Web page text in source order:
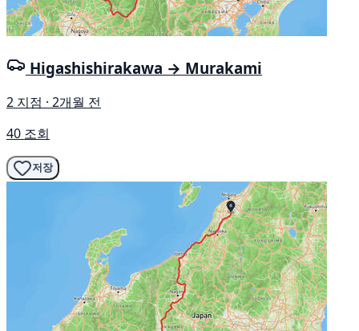
Higashishirakawa → Murakami
2 지점 · 2개월 전
40 조회
저장